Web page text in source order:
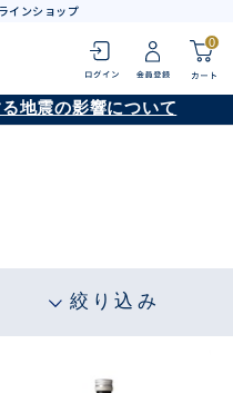
インショップ
0
地震の影響について
絞り込み